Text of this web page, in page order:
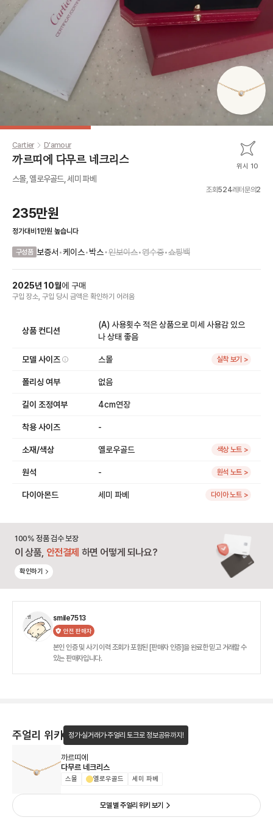
Cartier D'amour
까르띠에 다무르 네크리스 위시 10
스몰, 옐로우골드, 세미 파베
조회524레터문의2
235만원
정가대비1만원 높습니다
구성품 보증서 •케이스•박스•인보이스•영수증•쇼핑백
2025년 10월에 구매
구입 장소, 구입 당시 금액은 확인하기 어려움
상품 컨디션
(A) 사용횟수 적은 상품으로 미세 사용감 있으
나 상태 좋음
모델 사이즈 스몰 실착 보기 >
폴리싱 여부 없음
길이 조정여부 4cm연장
착용 사이즈 -
소재/색상 옐로우골드 색상 노트 >
원석 - 원석 노트 >
다이아몬드 세미 파베 다이아 노트 >
100% 정품 검수 보장
이 상품, 안전결제 하면 어떻게 되나요?
확인하기
smile7513
안전 판매자
본인 인증 및 사기 이력 조회가 포함된 [판매자 인증]을 완료한 믿고 거래할 수
있는 판매자입니다.
주얼리 위키 정가·실거래가·주얼리 토크로 정보공유까지!
까르띠에
다무르 네크리스
스몰 옐로우골드 세미 파베
모델 별 주얼리 위키 보기